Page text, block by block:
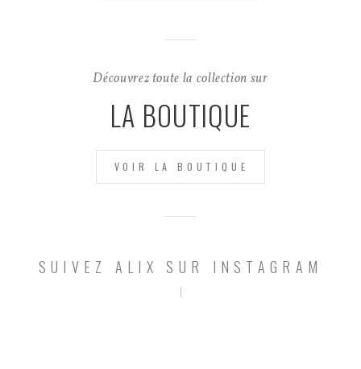
Découvrez toute la collection sur
LA BOUTIQUE
VOIR LA BOUTIQUE
SUIVEZ ALIX SUR INSTAGRAM